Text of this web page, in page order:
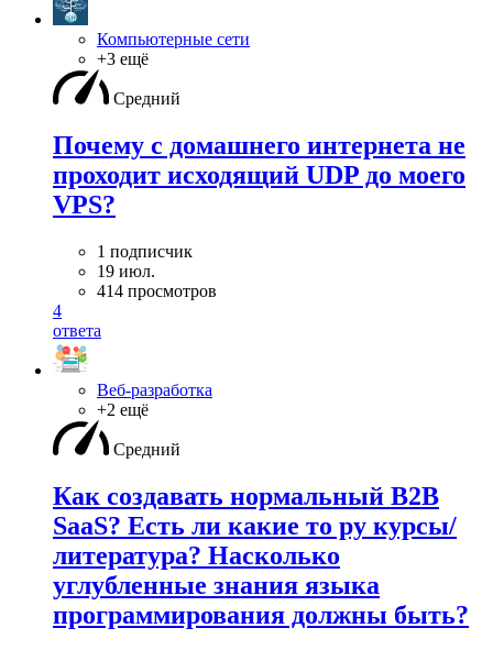
Компьютерные сети
+3 ещё
Средний
Почему с домашнего интернета не
проходит исходящий UDP до моего
VPS?
1 подписчик
19 июл.
414 просмотров
4
ответа
Веб-разработка
+2 ещё
Средний
Как создавать нормальный B2B
SaaS? Есть ли какие то ру курсы/
литература? Насколько
углубленные знания языка
программирования должны быть?